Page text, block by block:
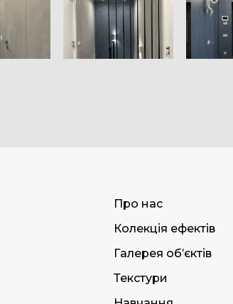
Про нас
Колекція ефектів
Галерея об’єктів
Текстури